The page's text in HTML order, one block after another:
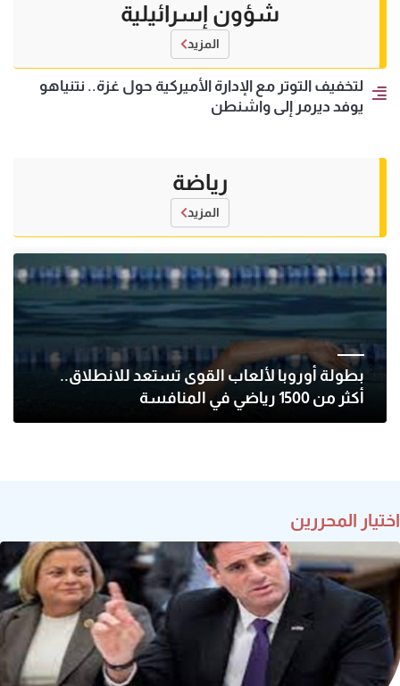
شؤون إسرائيلية
المزيد
لتخفيف التوتر مع الإدارة الأميركية حول غزة.. نتنياهو
يوفد ديرمر إلى واشنطن
رياضة
المزيد
بطولة أوروبا لألعاب القوى تستعد للانطلاق..
أكثر من 1500 رياضي في المنافسة
اختيار المحررين